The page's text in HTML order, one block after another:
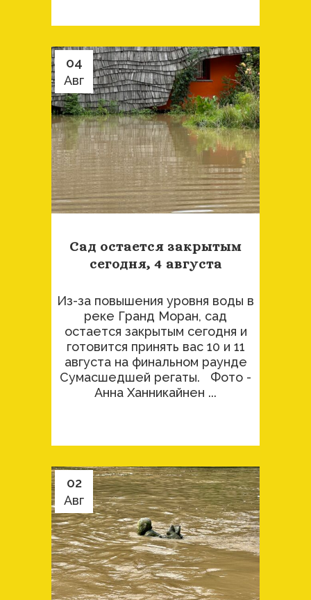
04
Авг
Сад остается закрытым
сегодня, 4 августа
Из-за повышения уровня воды в
реке Гранд Моран, сад
остается закрытым сегодня и
готовится принять вас 10 и 11
августа на финальном раунде
Сумасшедшей регаты. Фото -
Анна Ханникайнен ...
02
Авг